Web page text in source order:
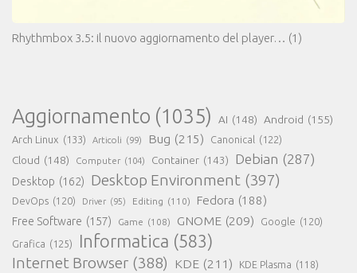
Rhythmbox 3.5: il nuovo aggiornamento del player… (1)
Aggiornamento (1035) AI (148) Android (155)
Arch Linux (133) Articoli (99) Bug (215) Canonical (122)
Cloud (148) Computer (104) Container (143) Debian (287)
Desktop (162) Desktop Environment (397)
DevOps (120) Driver (95) Editing (110) Fedora (188)
Free Software (157) Game (108) GNOME (209) Google (120)
Grafica (125) Informatica (583)
Internet Browser (388) KDE (211) KDE Plasma (118)